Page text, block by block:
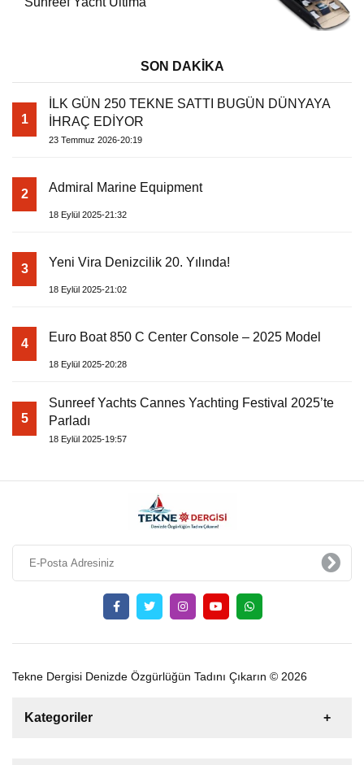
SON DAKİKA
1
İLK GÜN 250 TEKNE SATTI BUGÜN DÜNYAYA
İHRAÇ EDİYOR
23 Temmuz 2026-20:19
2 Admiral Marine Equipment
18 Eylül 2025-21:32
3 Yeni Vira Denizcilik 20. Yılında!
18 Eylül 2025-21:02
4 Euro Boat 850 C Center Console – 2025 Model
18 Eylül 2025-20:28
5
Sunreef Yachts Cannes Yachting Festival 2025’te
Parladı
18 Eylül 2025-19:57
Tekne Dergisi Denizde Özgürlüğün Tadını Çıkarın © 2026
Kategoriler